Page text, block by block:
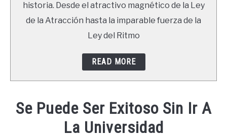
historia. Desde el atractivo magnético de la Ley
de la Atracción hasta la imparable fuerza de la
Ley del Ritmo
READ MORE
Se Puede Ser Exitoso Sin Ir A
La Universidad